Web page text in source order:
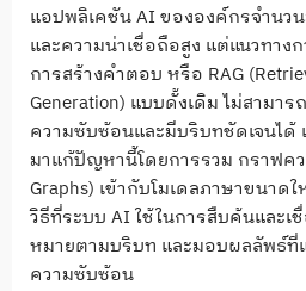
แอปพลิเคชัน AI ขององค์กรจำนว
และความน่าเชื่อถือสูง แต่แนวทาง
การสร้างคำตอบ หรือ RAG
Generation) แบบดั้งเดิม ไม่สามา
ความซับซ้อนและมีบริบทชัดเจนได้
มาแก้ปัญหานี้โดยการรวม กราฟค
Graphs) เข้ากับโมเดลภาษาขนาด
วิธีที่ระบบ AI ใช้ในการสืบค้นและเ
หมายตามบริบท และมอบผลลัพธ์ที่
ความซับซ้อน